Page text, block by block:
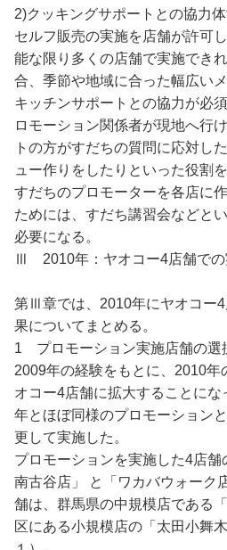
2)クッキングサポートとの協力
セルフ販売の実施を店舗が許可
能な限り多くの店舗で実施でき
合、季節や地域に合った幅広い
キッチンサポートとの協力が必
ロモーション関係者が現地へ行
トの方がすだちの質問に応対し
ュー作りをしたりといった役割
すだちのプロモーターを各店に
ためには、すだち講習会などと
必要になる。
Ⅲ 2010年：ヤオコー4店舗での
第Ⅲ章では、2010年にヤオコー
果についてまとめる。
1 プロモーション実施店舗の選
2009年の経験をもとに、2010年
オコー4店舗に拡大することに
年とほぼ同様のプロモーション
更して実施した。
プロモーションを実施した4店
南古谷店」 と「ワカバウォーク
舗は、群馬県の中規模店である
区にある小規模店の「太田小舞